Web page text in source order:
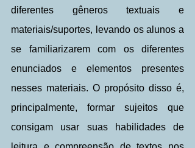
diferentes gêneros textuais e
materiais/suportes, levando os alunos a
se familiarizarem com os diferentes
enunciados e elementos presentes
nesses materiais. O propósito disso é,
principalmente, formar sujeitos que
consigam usar suas habilidades de